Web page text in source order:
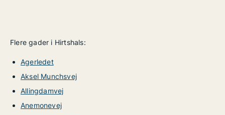
Flere gader i Hirtshals:
Agerledet
Aksel Munchsvej
Allingdamvej
Anemonevej